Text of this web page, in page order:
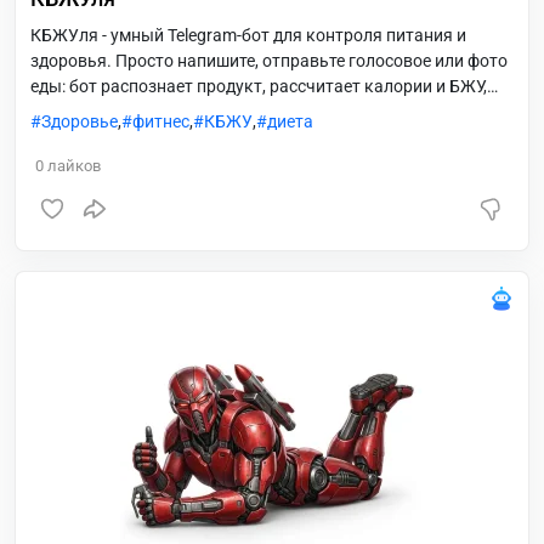
КБЖУля - умный Telegram-бот для контроля питания и
здоровья. Просто напишите, отправьте голосовое или фото
еды: бот распознает продукт, рассчитает калории и БЖУ,
сохранит запись и покажет дневной баланс. КБЖУля
помогает вести питание, воду, сон, тренировки и вес в
одном привычном чате. Бот напоминает о важных записях,
исправлять ошибки и предлагает рецепты под оставшиеся
Здоровье, фитнес, КБЖУ, диета
0 лайков